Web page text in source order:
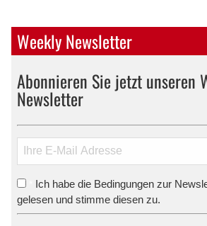
Weekly Newsletter
Abonnieren Sie jetzt unseren
Newsletter
Ich habe die Bedingungen zur
gelesen und stimme diesen zu.